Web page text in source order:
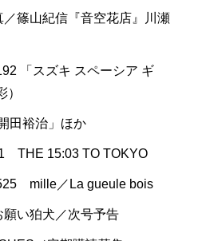
篠山紀信『音空花店』川瀬
「スズキ スペーシア ギ
田裕治」ほか
THE 15:03 TO TOKYO
mille／La gueule bois
い狛犬／次号予告